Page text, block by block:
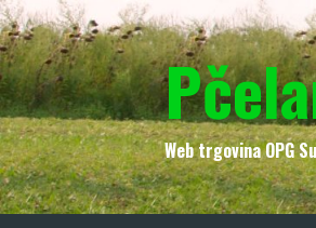
Skip
to
content
Web trgovina OPG